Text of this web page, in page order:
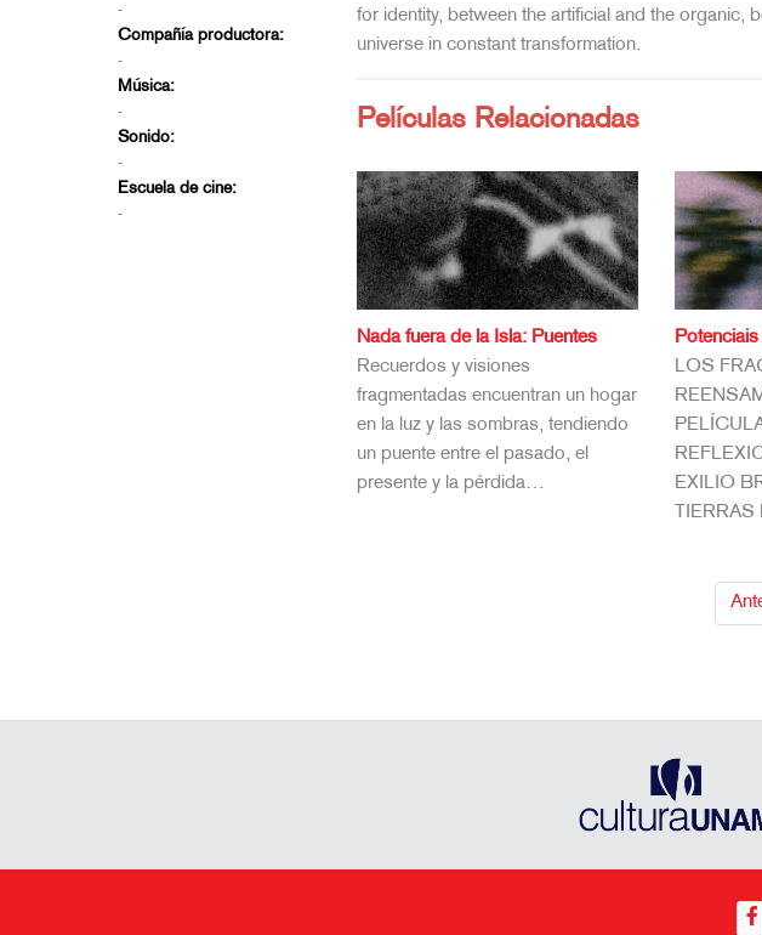
-
Compañía productora:
-
Música:
-
Sonido:
-
Escuela de cine:
-
for identity, between the artificial and the organic,
universe in constant transformation.
Películas Relacionadas
Nada fuera de la Isla: Puentes
Recuerdos y visiones
fragmentadas encuentran un hogar
en la luz y las sombras, tendiendo
un puente entre el pasado, el
presente y la pérdida…
LOS
EXILIO